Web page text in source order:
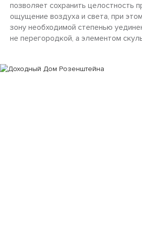
позволяет сохранить целостность
ощущение воздуха и света, при
зону необходимой степенью
не перегородкой, а элементом